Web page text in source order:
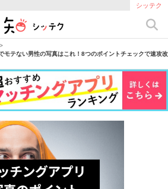
シッテク
>
モテない男性の写真はこれ！8つのポイントチェックで速攻改